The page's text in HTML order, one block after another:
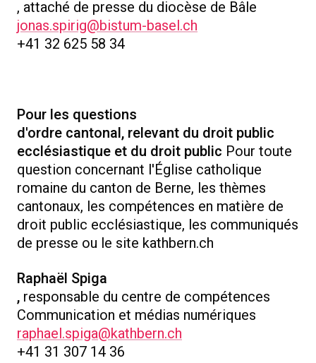
, attaché de presse du diocèse de Bâle
jonas.spirig@bistum-basel.ch
+41 32 625 58 34
Pour les questions
d'ordre cantonal, relevant du droit public
ecclésiastique et du droit public Pour toute
question concernant l'Église catholique
romaine du canton de Berne, les thèmes
cantonaux, les compétences en matière de
droit public ecclésiastique, les communiqués
de presse ou le site kathbern.ch
Raphaël Spiga
, responsable du centre de compétences
Communication et médias numériques
raphael.spiga@kathbern.ch
+41 31 307 14 36